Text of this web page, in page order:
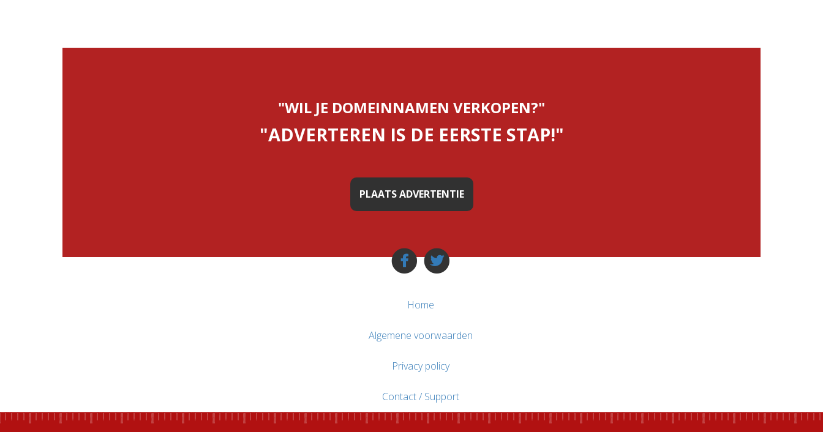
"WIL JE DOMEINNAMEN VERKOPEN?"
"ADVERTEREN IS DE EERSTE STAP!"
PLAATS ADVERTENTIE
Home
Algemene voorwaarden
Privacy policy
Contact / Support